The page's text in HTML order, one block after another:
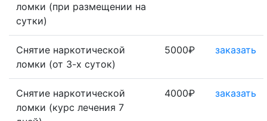
ломки (при размещении на
сутки)
Снятие наркотической
ломки (от 3-х суток)
5000₽ заказать
Снятие наркотической
ломки (курс лечения 7
4000₽ заказать